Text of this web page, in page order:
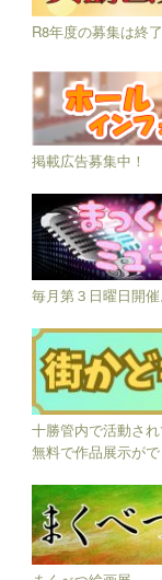
R8年度の募集は終
掲載広告募集中！
毎月第３日曜日開催
十勝管内で活動さ
無料で作品展示がで